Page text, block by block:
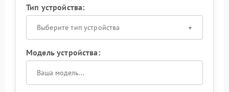
Тип устройства:
Выберите тип устройства
Модель устройства: